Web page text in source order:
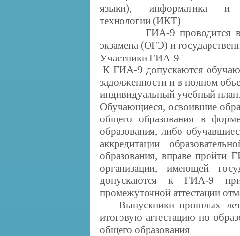
языки), информатика и
технологии (ИКТ)
ГИА-9 проводится в
экзамена (ОГЭ) и
Участники ГИА-9
·
К ГИА-9 допускаются
задолженности и в полном
индивидуальный учебный план.
·
Обучающиеся, освоившие
общего образования в
образования, либо
аккредитации
образования, вправе пройти
организации, имеющей
допускаются к ГИА-9
промежуточной аттестации
·
Выпускники прошлых
итоговую аттестацию по
общего образования